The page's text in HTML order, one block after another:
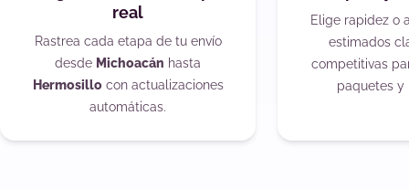
real
Rastrea cada etapa de tu envío
desde Michoacán hasta
Hermosillocon actualizaciones
automáticas.
Elige rapidez o
estimados
competitivas
paquetes y